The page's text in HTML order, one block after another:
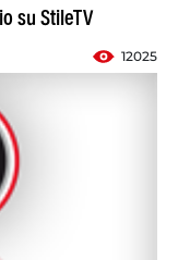
su StileTV
12025